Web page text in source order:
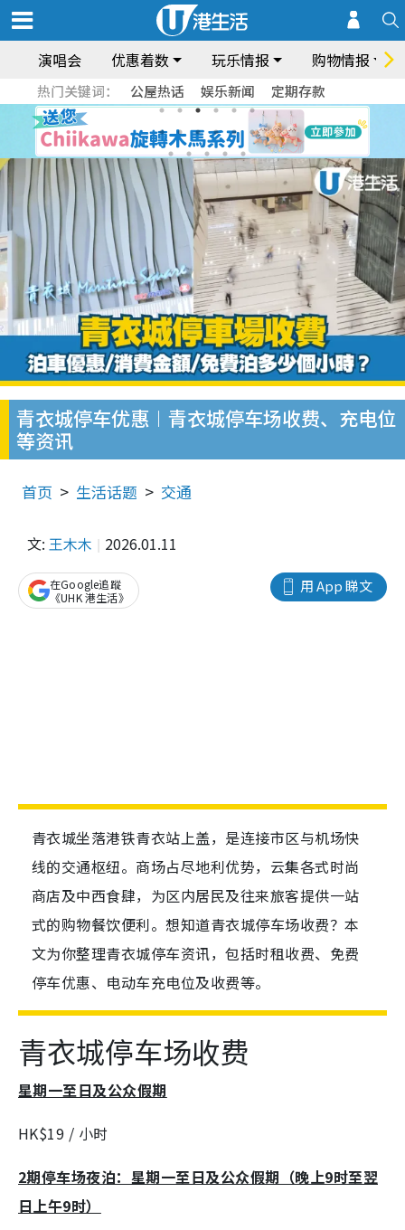
演唱会 优惠着数 玩乐情报 购物情报
热门关键词： 公屋热话 娱乐新闻 定期存款
青衣城停车优惠︱青衣城停车场收费、充电位
等资讯
首页 生活话题 交通
文: 王木木 2026.01.11
用 App 睇文
在Google追蹤
《UHK 港生活》
青衣城坐落港铁青衣站上盖，是连接市区与机场快
线的交通枢纽。商场占尽地利优势，云集各式时尚
商店及中西食肆，为区内居民及往来旅客提供一站
式的购物餐饮便利。想知道青衣城停车场收费？本
文为你整理青衣城停车资讯，包括时租收费、免费
停车优惠、电动车充电位及收费等。
青衣城停车场收费
星期一至日及公众假期
HK$19 / 小时
2期停车场夜泊：星期一至日及公众假期（晚上9时至翌
日上午9时）